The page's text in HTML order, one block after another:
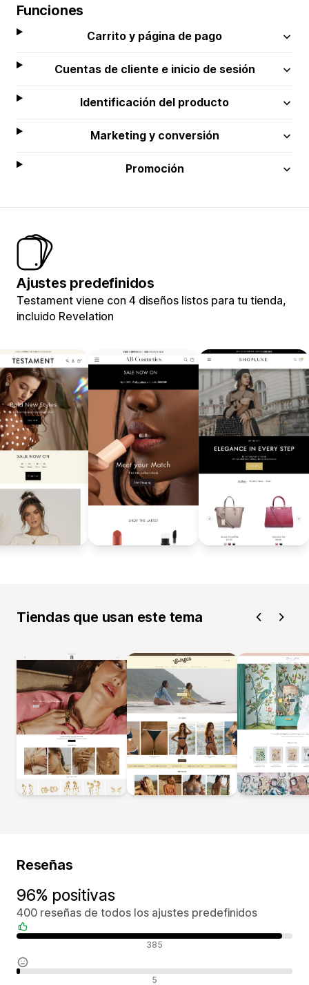
Funciones
Carrito y página de pago
Cuentas de cliente e inicio de sesión
Identificación del producto
Marketing y conversión
Promoción
Ajustes predefinidos
Testament viene con 4 diseños listos para tu tienda,
incluido Revelation
Tiendas que usan este tema
Reseñas
96% positivas
400 reseñas de todos los ajustes predefinidos
Reseñas positivas 385
Reseñas neutras 5